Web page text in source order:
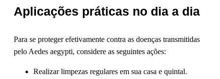
Aplicações práticas no dia a dia
Para se proteger efetivamente contra as doenças transmitidas
pelo Aedes aegypti, considere as seguintes ações:
Realizar limpezas regulares em sua casa e quintal.